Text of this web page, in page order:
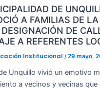
DE
A FAMILIAS DE
DE
A REFERENTES
Institucional /29 mayo,
Unquillo vivió un emotivo
a vecinos y vecinas que